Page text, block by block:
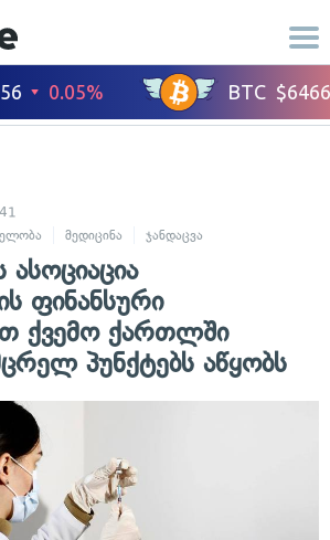
მედიცინა ჯანდაცვა
ფინანსური
ქვემო ქართლში
პუნქტებს აწყობს